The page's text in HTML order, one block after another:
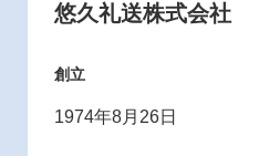
悠久礼送株式会社
創立
1974年8月26日